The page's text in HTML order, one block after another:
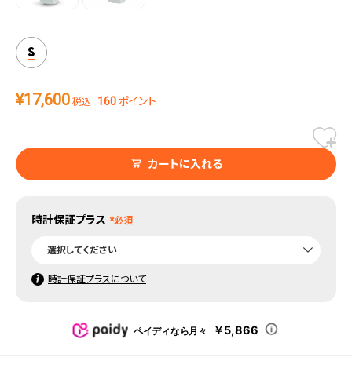
S
¥17,600 税込 160ポイント
カートに入れる
時計保証プラス
時計保証プラスについて
ペイディなら月々 ￥5,866